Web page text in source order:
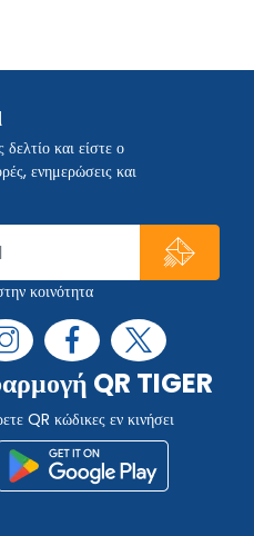
και είστε ο
ενημερώσεις και
κοινότητα
QR TIGER
QR κώδικες εν κινήσει